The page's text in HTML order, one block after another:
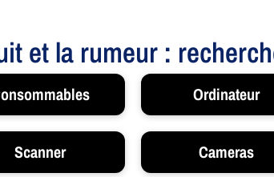
et la rumeur :
Ordinateur
Scanner Cameras